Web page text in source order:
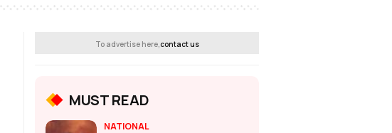
To advertise here, contact us
MUST READ
NATIONAL